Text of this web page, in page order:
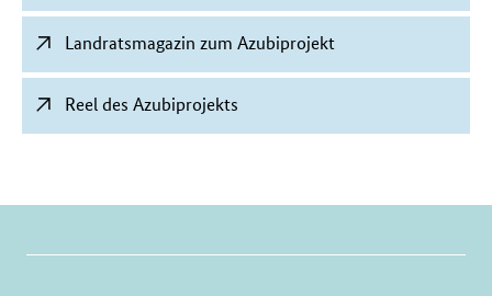
Landratsmagazin zum Azubiprojekt
Reel des Azubiprojekts